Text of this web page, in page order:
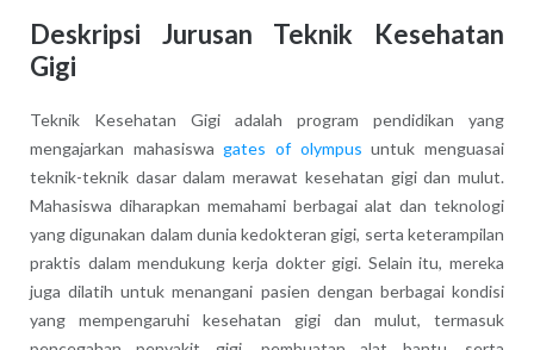
Deskripsi Jurusan Teknik Kesehatan
Gigi
Teknik Kesehatan Gigi adalah program pendidikan yang
mengajarkan mahasiswagates of olympus untuk menguasai
teknik-teknik dasar dalam merawat kesehatan gigi dan mulut.
Mahasiswa diharapkan memahami berbagai alat dan teknologi
yang digunakan dalam dunia kedokteran gigi, serta keterampilan
praktis dalam mendukung kerja dokter gigi. Selain itu, mereka
juga dilatih untuk menangani pasien dengan berbagai kondisi
yang mempengaruhi kesehatan gigi dan mulut, termasuk